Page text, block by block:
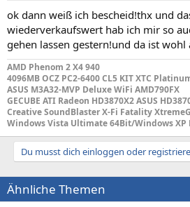
ok dann weiß ich bescheid!thx und
wiederverkaufswert hab ich mir so
gehen lassen gestern!und da ist
AMD Phenom 2 X4 940
4096MB OCZ PC2-6400 CL5 KIT XTC
ASUS M3A32-MVP Deluxe WiFi AMD790FX
GECUBE ATI Radeon HD3870X2 ASUS
Creative SoundBlaster X-Fi Fatality
Windows Vista Ultimate 64Bit/Windows XP
Du musst dich einloggen oder
Ähnliche Themen